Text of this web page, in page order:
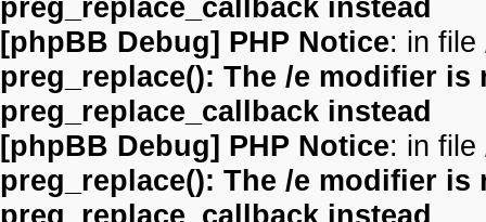
preg_replace_callback instead
[phpBB Debug] PHP Notice: in file
preg_replace(): The /e modifier
preg_replace_callback instead
[phpBB Debug] PHP Notice: in file
preg_replace(): The /e modifier
preg_replace_callback instead